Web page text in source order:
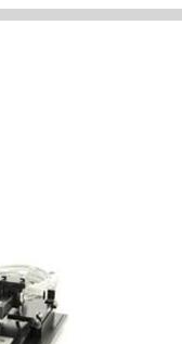
关于Kibron 论文